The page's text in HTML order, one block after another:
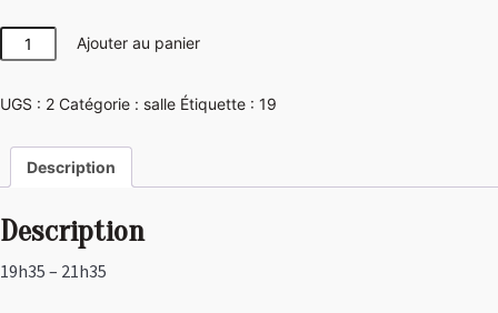
quantité
de
Vegas
Ajouter au panier
UGS : 2 Catégorie : salle Étiquette : 19
Description
Description
19h35 – 21h35